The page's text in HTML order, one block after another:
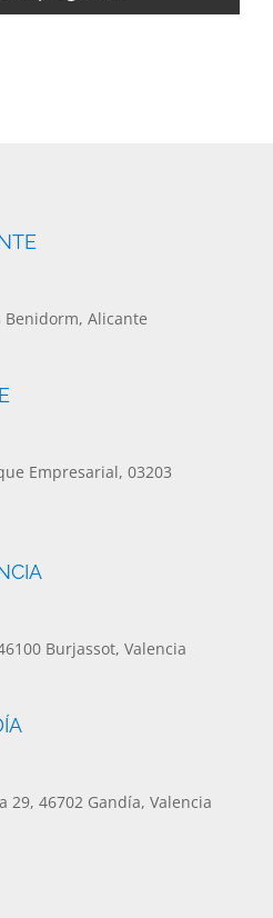
Benidorm, Alicante
Empresarial, 03203
Burjassot, Valencia
29, 46702 Gandía, Valencia